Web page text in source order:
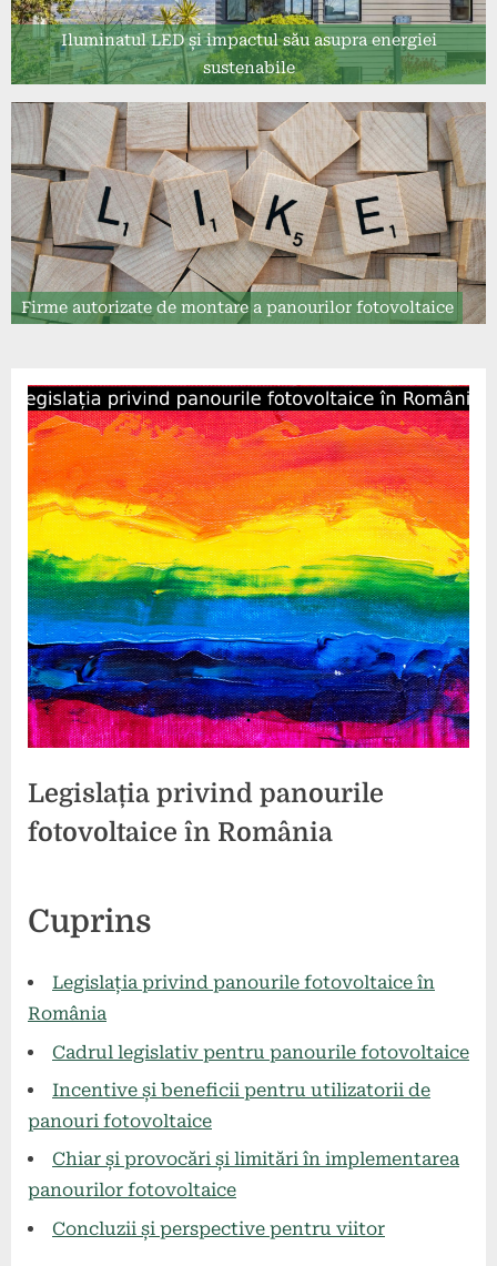
Iluminatul LED și impactul său asupra energiei
sustenabile
Firme autorizate de montare a panourilor fotovoltaice
Legislația privind panourile
fotovoltaice în România
on
mai
Cuprins
Legislația privind panourile fotovoltaice în
România
Cadrul legislativ pentru panourile fotovoltaice
Incentive și beneficii pentru utilizatorii de
panouri fotovoltaice
Chiar și provocări și limitări în implementarea
panourilor fotovoltaice
Concluzii și perspective pentru viitor